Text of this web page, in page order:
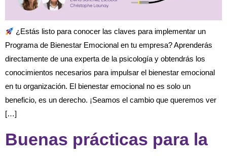
¿Estás listo para conocer las claves para implementar un
Programa de Bienestar Emocional en tu empresa? Aprenderás
directamente de una experta de la psicología y obtendrás los
conocimientos necesarios para impulsar el bienestar emocional
en tu organización. El bienestar emocional no es solo un
beneficio, es un derecho. ¡Seamos el cambio que queremos ver
[…]
Buenas prácticas para la